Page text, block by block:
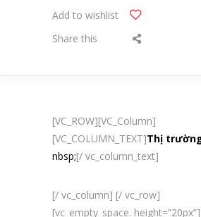
Add to wishlist
Share this
[VC_ROW][VC_Column]
[VC_COLUMN_TEXT]Thị
nbsp;[/ vc_column_text]
[/ vc_column] [/ vc_row]
[vc_empty_space. height=”20px”]